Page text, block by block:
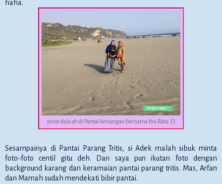
haha.
pose dulu ah di Pantai kenangan bersama Ibu Ratu :D
Sesampainya di Pantai Parang Tritis, si Adek malah sibuk minta
foto-foto centil gitu deh. Dan saya pun ikutan foto dengan
background karang dan keramaian pantai parang tritis. Mas, Arfan
dan Mamah sudah mendekati bibir pantai.